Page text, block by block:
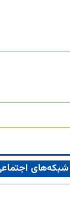
شبکه‌های